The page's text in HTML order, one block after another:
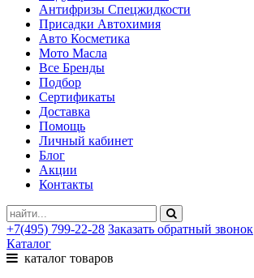
Антифризы Спецжидкости
Присадки Автохимия
Авто Косметика
Мото Масла
Все Бренды
Подбор
Сертификаты
Доставка
Помощь
Личный кабинет
Блог
Акции
Контакты
+7(495) 799-22-28 Заказать обратный звонок
Каталог
каталог товаров